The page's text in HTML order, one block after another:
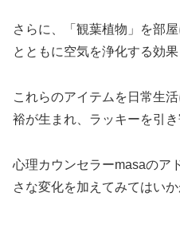
さらに、「観葉植物」を部
とともに空気を浄化する効果
これらのアイテムを日常生
裕が生まれ、ラッキーを引
心理カウンセラーmasaのア
さな変化を加えてみてはいか